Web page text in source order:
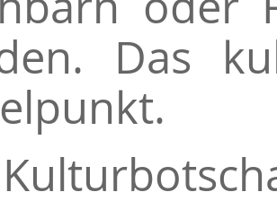
Das